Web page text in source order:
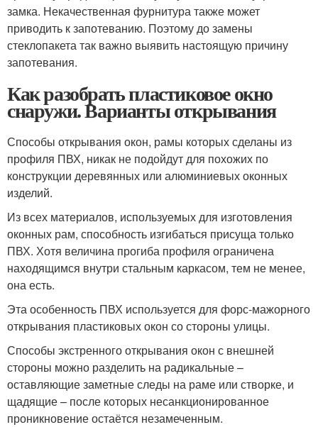
замка. Некачественная фурнитура также может
приводить к запотеванию. Поэтому до замены
стеклопакета так важно выявить настоящую причину
запотевания.
Как разобрать пластиковое окно
снаружи. Варианты открывания
Способы открывания окон, рамы которых сделаны из
профиля ПВХ, никак не подойдут для похожих по
конструкции деревянных или алюминиевых оконных
изделий.
Из всех материалов, используемых для изготовления
оконных рам, способность изгибаться присуща только
ПВХ. Хотя величина прогиба профиля ограничена
находящимся внутри стальным каркасом, тем не менее,
она есть.
Эта особенность ПВХ используется для форс-мажорного
открывания пластиковых окон со стороны улицы.
Способы экстренного открывания окон с внешней
стороны можно разделить на радикальные –
оставляющие заметные следы на раме или створке, и
щадящие – после которых несанкционированное
проникновение остаётся незамеченным.